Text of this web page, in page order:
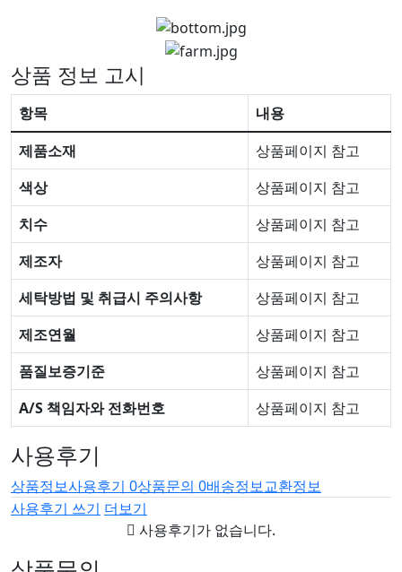
상품 정보 고시
항목
내용
제품소재
상품페이지 참고
색상
상품페이지 참고
치수
상품페이지 참고
제조자
상품페이지 참고
세탁방법 및 취급시 주의사항
상품페이지 참고
제조연월
상품페이지 참고
품질보증기준
상품페이지 참고
A/S 책임자와 전화번호
상품페이지 참고
사용후기
상품정보사용후기 0상품문의 0배송정보교환정보
사용후기 쓰기 더보기
사용후기가 없습니다.